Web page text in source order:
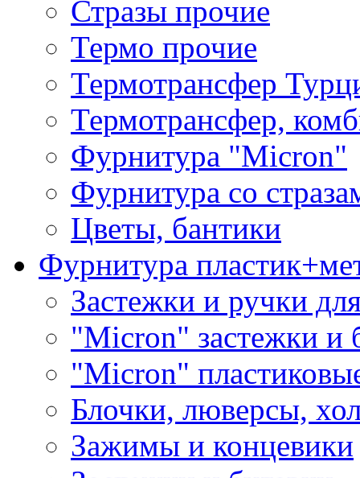
Стразы прочие
Термо прочие
Термотрансфер
Термотрансфер,
Фурнитура "Micron"
Фурнитура со
Цветы, бантики
Фурнитура
Застежки и ручки
"Micron" застежки и
"Micron"
Блочки, люверсы,
Зажимы и концевики